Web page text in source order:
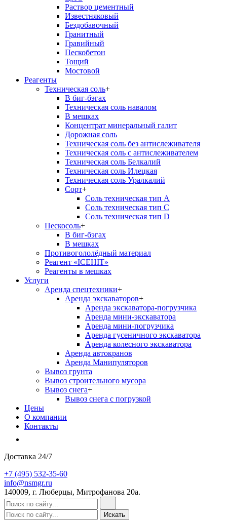
Раствор цементный
Известняковый
Бездобавочный
Гранитный
Гравийный
Пескобетон
Тощий
Мостовой
Реагенты
Техническая соль+
В биг-бэгах
Техническая соль навалом
В мешках
Концентрат минеральный галит
Дорожная соль
Техническая соль без антислеживателя
Техническая соль с антислеживателем
Техническая соль Белкалий
Техническая соль Илецкая
Техническая соль Уралкалий
Сорт+
Соль техническая тип А
Соль техническая тип С
Соль техническая тип D
Пескосоль+
В биг-бэгах
В мешках
Противогололёдный материал
Реагент «ICEHIT»
Реагенты в мешках
Услуги
Аренда спецтехники+
Аренда экскаваторов+
Аренда экскаватора-погрузчика
Аренда мини-экскаватора
Аренда мини-погрузчика
Аренда гусеничного экскаватора
Аренда колесного экскаватора
Аренда автокранов
Аренда Манипуляторов
Вывоз грунта
Вывоз строительного мусора
Вывоз снега+
Вывоз снега с погрузкой
Цены
О компании
Контакты
Доставка 24/7
+7 (495) 532-35-60
info@nsmgr.ru
140009, г. Люберцы, Митрофанова 20а.